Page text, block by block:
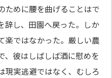
ために腰を曲げることはで
辞し、田園へ戻った。しか
楽ではなかった。厳しい農
、彼はしばしば酒に慰めを
現実逃避ではなく、むしろ